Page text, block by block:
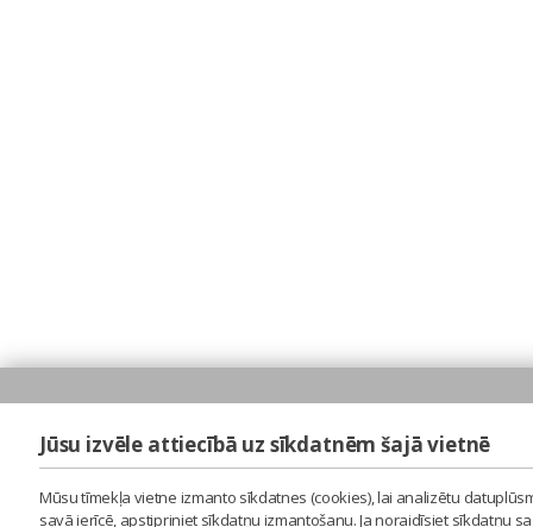
Jūsu izvēle attiecībā uz sīkdatnēm šajā vietnē
Mūsu tīmekļa vietne izmanto sīkdatnes (cookies), lai analizētu
savā ierīcē, apstipriniet sīkdatņu izmantošanu. Ja noraidīsiet sīkdatņu